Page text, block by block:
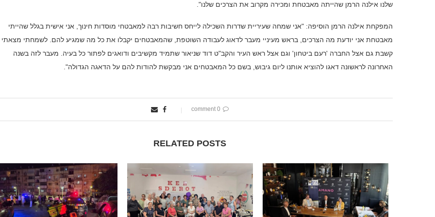
שלנו אילנה הרמן שהייתה מאבטחת ומכירה מקרוב את הצרכים שלנו".
המפקחת אילנה הרמן הוסיפה: "אני שמחה שעיריית שדרות השכילה לייחס חשיבות רבה למאבטחי מוסדות חינוך, אני אישית בגלל שהייתי
מאבטחת אני יודעת מה הצרכים, בראש מעיניי מעבר לדאוג לעבודה השוטפת, שהמאבטחים יקבלו את כל מה שמגיע להם. לשמחתי מצאתי
קשבת גם אצל החברה 'רעם ביטחון' וגם אצל ראש העיר והקב"ט דוד שניאור שתמיד מקשיבים ודואגים לפתור כל בעיה. מעבר לזה בשנה
האחרונה לראשונה דאגו להוציא אותנו ליום גיבוש, בשם כל המאבטחים אני מבקשת להודות להם על הדאגה הגדולה".
0 comment
RELATED POSTS